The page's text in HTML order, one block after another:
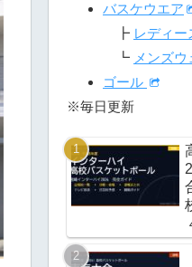
バスケウエア
┣ レディー
┗ メンズウ
ゴール
※毎日更新